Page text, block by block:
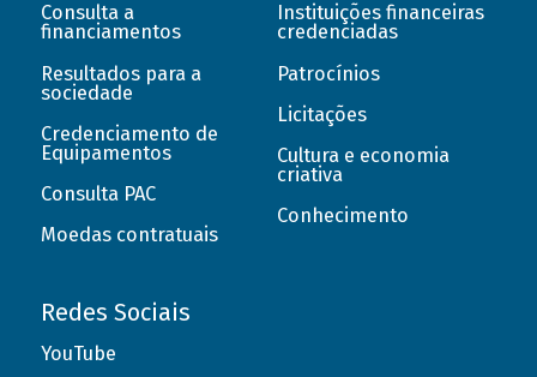
Consulta a
financiamentos
Resultados para a
sociedade
Credenciamento de
Equipamentos
Consulta PAC
Moedas contratuais
Instituições financeiras
credenciadas
Patrocínios
Licitações
Cultura e economia
criativa
Conhecimento
Redes Sociais
YouTube